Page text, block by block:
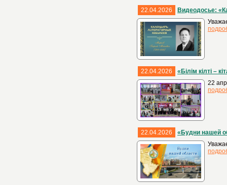
22.04.2026
Видеодосье:
22.04.2026
«Білім кілті –
22
22.04.2026
«Будни нашей